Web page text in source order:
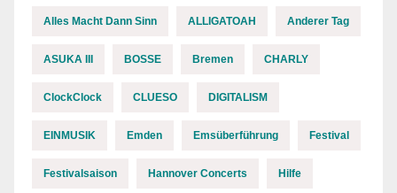
Alles Macht Dann Sinn ALLIGATOAH Anderer Tag
ASUKA III BOSSE Bremen CHARLY
ClockClock CLUESO DIGITALISM
EINMUSIK Emden Emsüberführung Festival
Festivalsaison Hannover Concerts Hilfe